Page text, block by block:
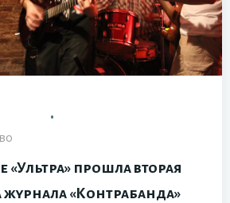
•
«Ультра» прошла вторая
журнала «Контрабанда»